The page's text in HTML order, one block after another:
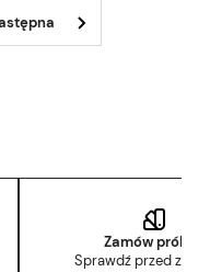
Zamów próbkę
Sprawdź przed